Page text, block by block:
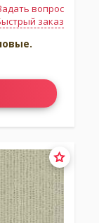
вопрос
заказ